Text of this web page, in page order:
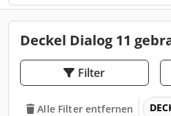
Deckel Dialog 11
Filter
Alle Filter entfernen